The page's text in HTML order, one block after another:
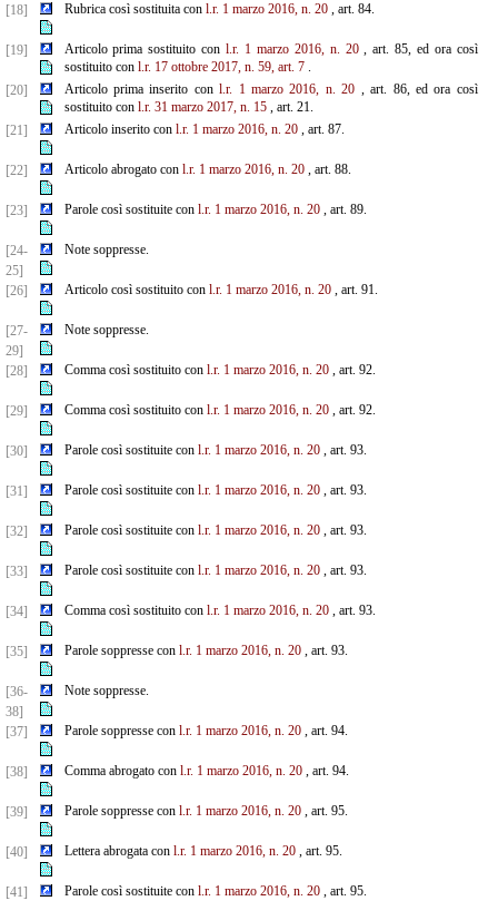
[18] Rubrica così sostituita con l.r. 1 marzo 2016, n. 20, art. 84.
[19] Articolo prima sostituito conl.r. 1 marzo 2016, n. 20, art. 85, ed ora così
sostituito con l.r. 17 ottobre 2017, n. 59, art. 7.
[20]
Articolo prima inserito conl.r. 1 marzo 2016, n. 20 , art. 86, ed ora così
sostituito con l.r. 31 marzo 2017, n. 15, art. 21.
[21]
Articolo inserito con l.r. 1 marzo 2016, n. 20, art. 87.
[22] Articolo abrogato con l.r. 1 marzo 2016, n. 20, art. 88.
[23] Parole così sostituite con l.r. 1 marzo 2016, n. 20, art. 89.
[24-
25]
Note soppresse.
[26] Articolo così sostituito con l.r. 1 marzo 2016, n. 20, art. 91.
[27-
29]
Note soppresse.
[28] Comma così sostituito con l.r. 1 marzo 2016, n. 20, art. 92.
[29] Comma così sostituito con l.r. 1 marzo 2016, n. 20, art. 92.
[30] Parole così sostituite con l.r. 1 marzo 2016, n. 20, art. 93.
[31] Parole così sostituite con l.r. 1 marzo 2016, n. 20, art. 93.
[32] Parole così sostituite con l.r. 1 marzo 2016, n. 20, art. 93.
[33] Parole così sostituite con l.r. 1 marzo 2016, n. 20, art. 93.
[34] Comma così sostituito con l.r. 1 marzo 2016, n. 20, art. 93.
[35] Parole soppresse con l.r. 1 marzo 2016, n. 20, art. 93.
[36-
38]
Note soppresse.
[37] Parole soppresse con l.r. 1 marzo 2016, n. 20, art. 94.
[38] Comma abrogato con l.r. 1 marzo 2016, n. 20, art. 94.
[39] Parole soppresse con l.r. 1 marzo 2016, n. 20, art. 95.
[40] Lettera abrogata con l.r. 1 marzo 2016, n. 20, art. 95.
[41] Parole così sostituite con l.r. 1 marzo 2016, n. 20, art. 95.